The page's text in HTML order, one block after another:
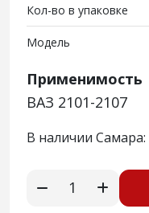
Кол-во в упаковке
Модель
Применимость
ВАЗ 2101-2107
В наличии Самара: